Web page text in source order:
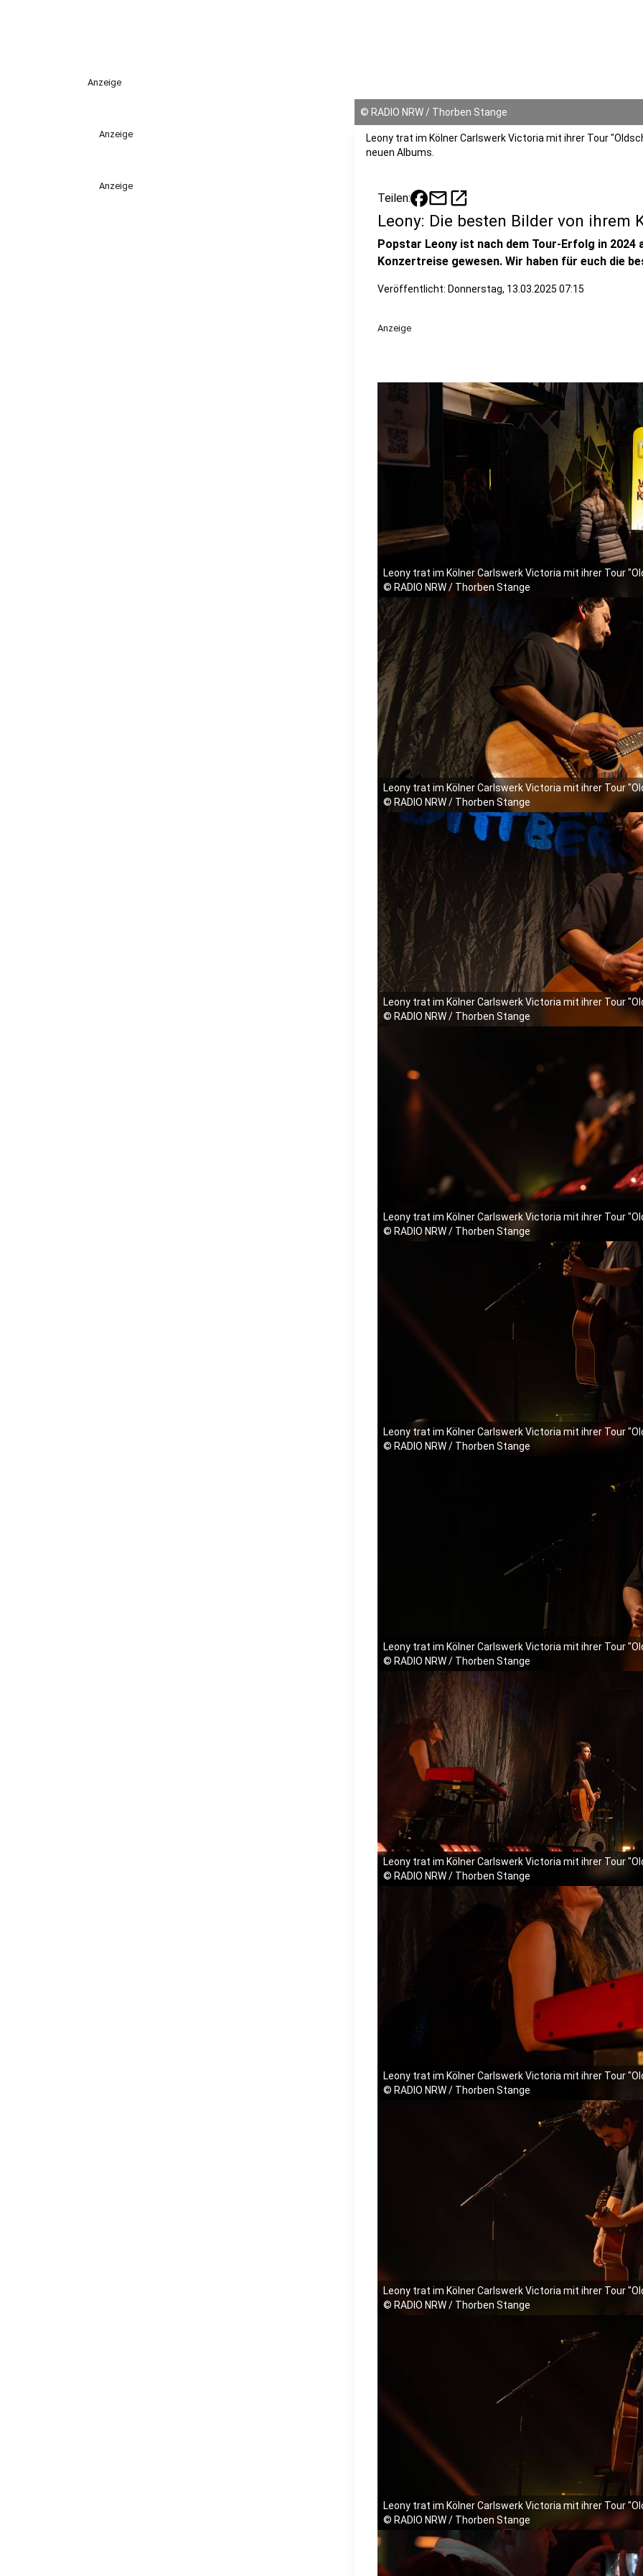
Anzeige
Anzeige
Anzeige
© RADIO NRW / Thorben Stange
Leony trat im Kölner Carlswerk Victoria mit ihrer Tour
neuen Albums.
Teilen: mailopen_in_new
Leony: Die besten Bilder von ihrem
Popstar Leony ist nach dem Tour-Erfolg in 2024
Konzertreise gewesen. Wir haben für euch die
Veröffentlicht: Donnerstag, 13.03.2025 07:15
Anzeige
Leony trat im Kölner Carlswerk Victoria mit ihrer Tour
© RADIO NRW / Thorben Stange
Leony trat im Kölner Carlswerk Victoria mit ihrer Tour
© RADIO NRW / Thorben Stange
Leony trat im Kölner Carlswerk Victoria mit ihrer Tour
© RADIO NRW / Thorben Stange
Leony trat im Kölner Carlswerk Victoria mit ihrer Tour
© RADIO NRW / Thorben Stange
Leony trat im Kölner Carlswerk Victoria mit ihrer Tour
© RADIO NRW / Thorben Stange
Leony trat im Kölner Carlswerk Victoria mit ihrer Tour
© RADIO NRW / Thorben Stange
Leony trat im Kölner Carlswerk Victoria mit ihrer Tour
© RADIO NRW / Thorben Stange
Leony trat im Kölner Carlswerk Victoria mit ihrer Tour
© RADIO NRW / Thorben Stange
Leony trat im Kölner Carlswerk Victoria mit ihrer Tour
© RADIO NRW / Thorben Stange
Leony trat im Kölner Carlswerk Victoria mit ihrer Tour
© RADIO NRW / Thorben Stange